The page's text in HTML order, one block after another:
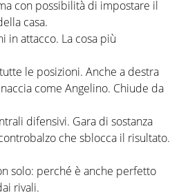
con possibilità di impostare il
casa.
in attacco. La cosa più
le posizioni. Anche a destra
come Angelino. Chiude da
difensivi. Gara di sostanza
che sblocca il risultato.
solo: perché è anche perfetto
rivali.